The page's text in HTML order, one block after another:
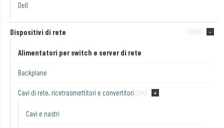
Dell
Dispositivi di rete (1000)
Alimentatori per switch e server di rete
Backplane
Cavi di rete, ricetrasmettitori e convertitori (286)
Cavi e nastri